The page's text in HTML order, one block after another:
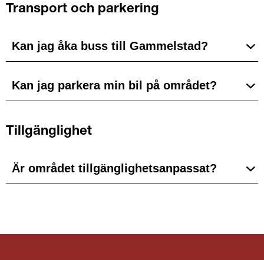
Transport och parkering
Kan jag åka buss till Gammelstad?
Kan jag parkera min bil på området?
Tillgänglighet
Är området tillgänglighetsanpassat?